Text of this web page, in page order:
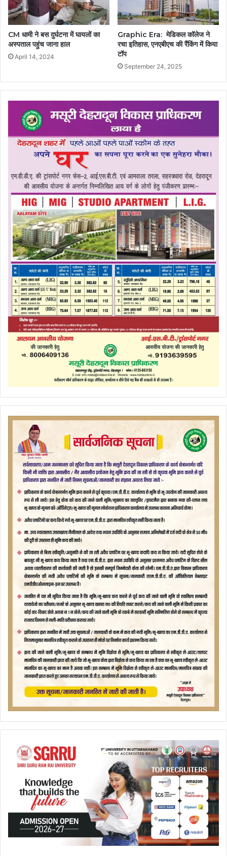
CM धामी ने बस दुर्घटना में घायलों का
अस्पताल पहुंच जाना हाल
April 14, 2024
Graphic Era: मेडिकल कॉलेज ने
रचा इतिहास, एनएबीएच की रैंकिंग में किया
टॉप
September 24, 2025